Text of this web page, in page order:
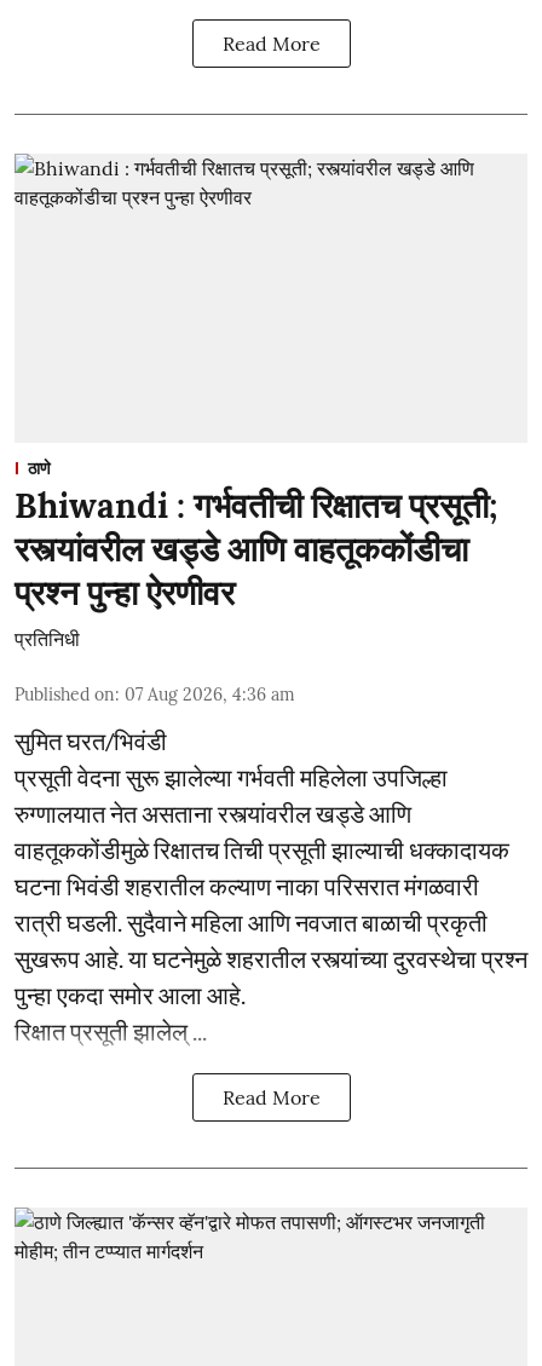
Read More
ठाणे
Bhiwandi : गर्भवतीची रिक्षातच प्रसूती;
रस्त्यांवरील खड्डे आणि वाहतूककोंडीचा
प्रश्न पुन्हा ऐरणीवर
प्रतिनिधी
Published on: 07 Aug 2026, 4:36 am
सुमित घरत/भिवंडी
प्रसूती वेदना सुरू झालेल्या गर्भवती महिलेला उपजिल्हा
रुग्णालयात नेत असताना रस्त्यांवरील खड्डे आणि
वाहतूककोंडीमुळे रिक्षातच तिची प्रसूती झाल्याची धक्कादायक
घटना भिवंडी शहरातील कल्याण नाका परिसरात मंगळवारी
रात्री घडली. सुदैवाने महिला आणि नवजात बाळाची प्रकृती
सुखरूप आहे. या घटनेमुळे शहरातील रस्त्यांच्या दुरवस्थेचा प्रश्न
पुन्हा एकदा समोर आला आहे.
रिक्षात प्रसूती झालेल् ...
Read More